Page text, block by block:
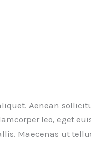
Aenean
leo, eget
Maecenas ut